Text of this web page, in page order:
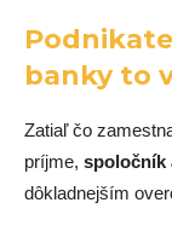
banky to
Zatiaľ čo
príjme, spoločník
dôkladnejším